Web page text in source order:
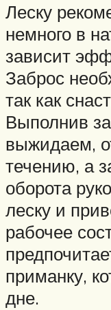
Леску
немного в
зависит
Заброс
так как
Выполнив
выжидаем,
течению, а
оборота
леску и
рабочее
приманку,
дне.